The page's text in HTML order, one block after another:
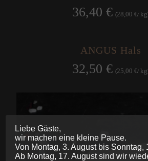
36,40€ (28,00€/ kg
ANGUS Hals
32,50€ (25,00€/ kg
Liebe Gäste,
wir machen eine kleine Pause.
Von Montag, 3. August bis Sonntag,
Ab Montag, 17. August sind wir